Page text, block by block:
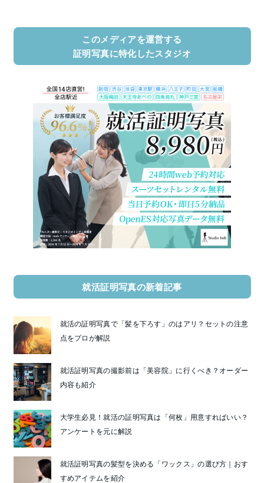
このメディアを運営する
証明写真に特化したスタジオ
就活証明写真の新着記事
就活の証明写真で「髪を下ろす」のはアリ？セットの注意
点をプロが解説
就活証明写真の撮影前は「美容院」に行くべき？オーダー
内容も紹介
大学生必見！就活の証明写真は「何枚」用意すればいい？
アンケートを元に解説
就活証明写真の髪型を決める「ワックス」の選び方｜おす
すめアイテムを紹介